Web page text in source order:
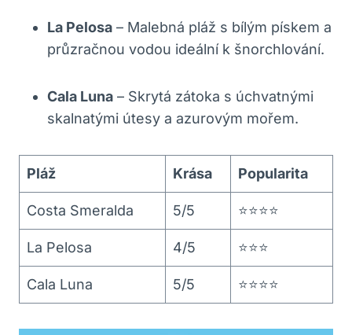
La Pelosa – Malebná pláž s bílým pískem a
průzračnou vodou ideální k šnorchlování.
Cala Luna – Skrytá zátoka s úchvatnými
skalnatými útesy a azurovým mořem.
Pláž Krása Popularita
Costa Smeralda 5/5 ⭐⭐⭐⭐
La Pelosa 4/5 ⭐⭐⭐
Cala Luna 5/5 ⭐⭐⭐⭐